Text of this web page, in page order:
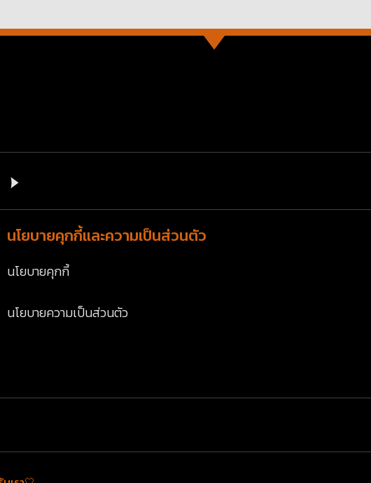
นโยบายคุกกี้และความเป็นส่วนตัว
นโยบายคุกกี้
นโยบายความเป็นส่วนตัว